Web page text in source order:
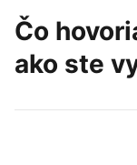
Čo
ako ste
Pridať sa k